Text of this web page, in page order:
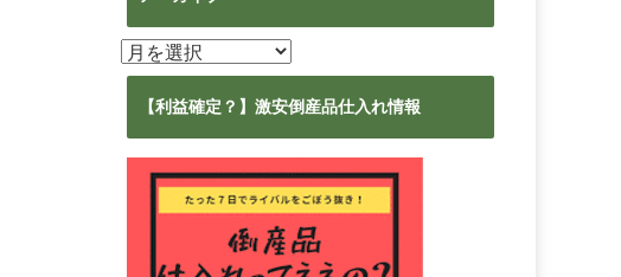
ア
ー
【利益確定？】激安倒産品仕入れ情報